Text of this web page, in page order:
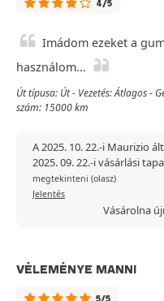
4/5
Imádom ezeket a
használom...
Út típusa: Út - Vezetés: Átlagos -
szám: 15000 km
A 2025. 10. 22.-i Maurizio
2025. 09. 22.-i vásárlási
megtekinteni (olasz)
Jelentés
Vásárolna
VÉLEMÉNYE MANNI